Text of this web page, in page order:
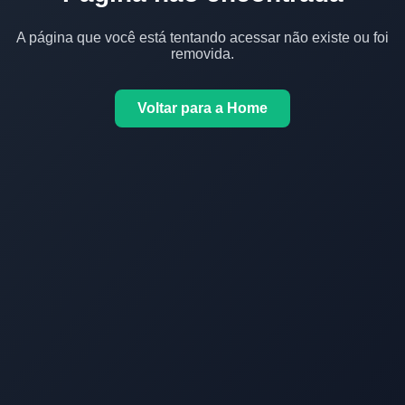
A página que você está tentando acessar não existe ou foi
removida.
Voltar para a Home